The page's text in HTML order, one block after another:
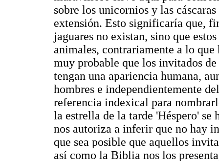
sobre los unicornios y las
extensión. Esto significaría que,
jaguares no existan, sino que
animales, contrariamente a lo
muy probable que los invitados
tengan una apariencia humana,
hombres e independientemente
referencia indexical para
la estrella de la tarde 'Héspero' se
nos autoriza a inferir que no hay
que sea posible que aquellos
así como la Biblia nos los